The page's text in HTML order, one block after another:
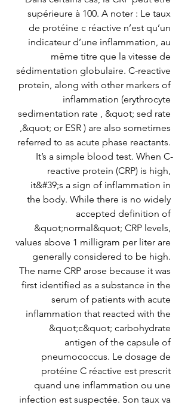
supérieure à 100. A noter : Le taux
de protéine c réactive n’est qu’un
indicateur d’une inflammation, au
même titre que la vitesse de
sédimentation globulaire. C-reactive
protein, along with other markers of
inflammation (erythrocyte
sedimentation rate , &quot; sed rate
,&quot; or ESR ) are also sometimes
referred to as acute phase reactants.
It’s a simple blood test. When C-
reactive protein (CRP) is high,
it&#39;s a sign of inflammation in
the body. While there is no widely
accepted definition of
&quot;normal&quot; CRP levels,
values above 1 milligram per liter are
generally considered to be high.
The name CRP arose because it was
first identified as a substance in the
serum of patients with acute
inflammation that reacted with the
&quot;c&quot; carbohydrate
antigen of the capsule of
pneumococcus. Le dosage de
protéine C réactive est prescrit
quand une inflammation ou une
infection est suspectée. Son taux va